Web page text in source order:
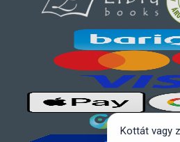
Kottát vagy